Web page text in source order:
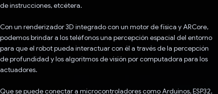
de instrucciones, etcétera.
Con un renderizador 3D integrado con un motor de física y ARCore,
podemos brindar a los teléfonos una percepción espacial del entorno
para que el robot pueda interactuar con él a través de la percepción
de profundidad y los algoritmos de visión por computadora para los
actuadores.
Que se puede conectar a microcontroladores como Arduinos, ESP32,